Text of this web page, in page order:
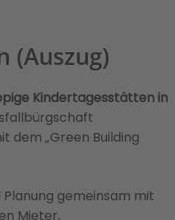
(Auszug)
Kindertagesstätten in
dem „Green Building
Planung gemeinsam mit
Mieter,